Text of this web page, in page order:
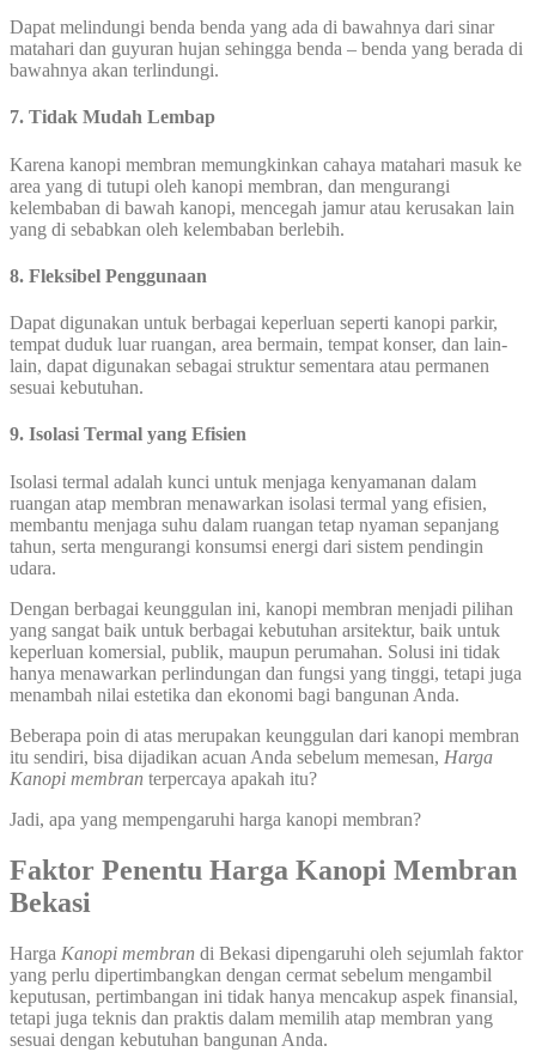
Dapat melindungi benda benda yang ada di bawahnya dari sinar
matahari dan guyuran hujan sehingga benda – benda yang berada di
bawahnya akan terlindungi.
7. Tidak Mudah Lembap
Karena kanopi membran memungkinkan cahaya matahari masuk ke
area yang di tutupi oleh kanopi membran, dan mengurangi
kelembaban di bawah kanopi, mencegah jamur atau kerusakan lain
yang di sebabkan oleh kelembaban berlebih.
8. Fleksibel Penggunaan
Dapat digunakan untuk berbagai keperluan seperti kanopi parkir,
tempat duduk luar ruangan, area bermain, tempat konser, dan lain-
lain, dapat digunakan sebagai struktur sementara atau permanen
sesuai kebutuhan.
9. Isolasi Termal yang Efisien
Isolasi termal adalah kunci untuk menjaga kenyamanan dalam
ruangan atap membran menawarkan isolasi termal yang efisien,
membantu menjaga suhu dalam ruangan tetap nyaman sepanjang
tahun, serta mengurangi konsumsi energi dari sistem pendingin
udara.
Dengan berbagai keunggulan ini, kanopi membran menjadi pilihan
yang sangat baik untuk berbagai kebutuhan arsitektur, baik untuk
keperluan komersial, publik, maupun perumahan. Solusi ini tidak
hanya menawarkan perlindungan dan fungsi yang tinggi, tetapi juga
menambah nilai estetika dan ekonomi bagi bangunan Anda.
Beberapa poin di atas merupakan keunggulan dari kanopi membran
itu sendiri, bisa dijadikan acuan Anda sebelum memesan, Harga
Kanopi membran terpercaya apakah itu?
Jadi, apa yang mempengaruhi harga kanopi membran?
Faktor Penentu Harga Kanopi Membran
Bekasi
Harga Kanopi membran di Bekasi dipengaruhi oleh sejumlah faktor
yang perlu dipertimbangkan dengan cermat sebelum mengambil
keputusan, pertimbangan ini tidak hanya mencakup aspek finansial,
tetapi juga teknis dan praktis dalam memilih atap membran yang
sesuai dengan kebutuhan bangunan Anda.